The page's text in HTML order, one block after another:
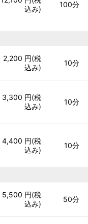
込み)
100分
2,200 円(税
込み)
10分
3,300 円(税
込み)
10分
4,400 円(税
込み)
10分
5,500 円(税
込み)
50分